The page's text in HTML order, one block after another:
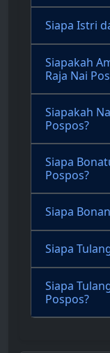
Siapa Istri
Siapakah
Raja Nai
Siapakah
Pospos?
Siapa
Pospos?
Siapa
Siapa
Siapa
Pospos?